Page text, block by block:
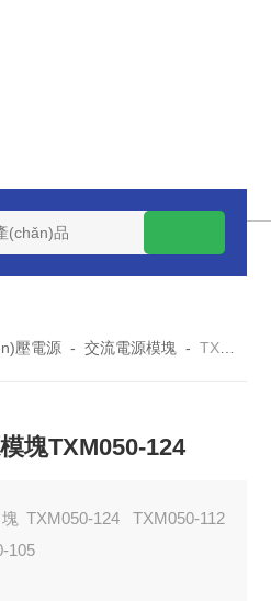
通道電源換器PMMK130S-24U
壓電源 -交流電源模塊 -TXM050-112 TXM050-105TRACOPOWER交流電源模塊TXM050-124
塊TXM050-124
124 TXM050-112
105